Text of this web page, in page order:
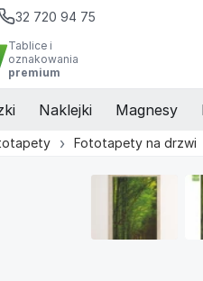
32 720 94 75
Tablice i
oznakowania
premium
Naklejki Magnesy
Fototapety na drzwi